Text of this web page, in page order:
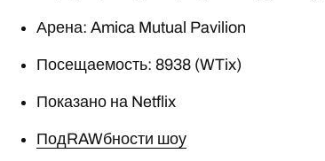
Арена: Amica Mutual Pavilion
Посещаемость: 8938 (WTix)
Показано на Netflix
ПодRAWбности шоу